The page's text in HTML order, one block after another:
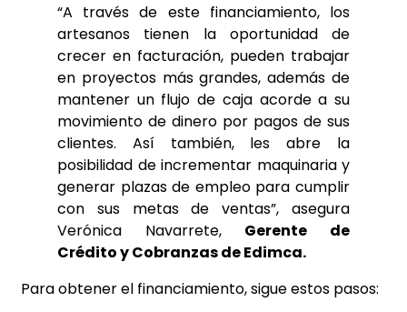
“A través de este financiamiento, los
artesanos tienen la oportunidad de
crecer en facturación, pueden trabajar
en proyectos más grandes, además de
mantener un flujo de caja acorde a su
movimiento de dinero por pagos de sus
clientes. Así también, les abre la
posibilidad de incrementar maquinaria y
generar plazas de empleo para cumplir
con sus metas de ventas”, asegura
Verónica Navarrete, Gerente de
Crédito y Cobranzas de Edimca.
Para obtener el financiamiento, sigue estos pasos: